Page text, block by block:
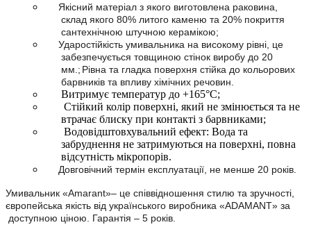
Якісний матеріал з якого виготовлена ​​раковина,
склад якого 80% литого каменю та 20% покриття
сантехнічною штучною керамікою;
Ударостійкість умивальника на високому рівні, це
забезпечується товщиною стінок виробу до 20
мм.; Рівна та гладка поверхня стійка до кольорових
барвників та впливу хімічних речовин.
Витримує температур до +165°C;
Стійкий колір поверхні, який не змінюється та не
втрачає блиску при контакті з барвниками;
Водовідштовхувальний ефект: Вода та
забруднення не затримуються на поверхні, повна
відсутність мікропорів.
Довговічний термін експлуатації, не менше 20 років.
Умивальник «Amarant»– це співвідношення стилю та зручності,
європейська якість від українського виробника «ADAMANT» за
доступною ціною. Гарантія – 5 років.